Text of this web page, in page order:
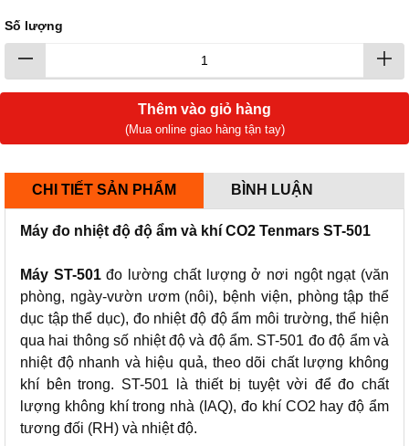
Số lượng
Thêm vào giỏ hàng
(Mua online giao hàng tận tay)
CHI TIẾT SẢN PHẨM BÌNH LUẬN
Máy đo nhiệt độ độ ẩm và khí CO2 Tenmars ST-501
Máy ST-501đo lường chất lượng ở nơi ngột ngạt (văn
phòng, ngày-vườn ươm (nôi), bệnh viện, phòng tập thể
dục tập thể dục), đo nhiệt độ độ ẩm môi trường, thể hiện
qua hai thông số nhiệt độ và độ ẩm. ST-501 đo độ ẩm và
nhiệt độ nhanh và hiệu quả, theo dõi chất lượng không
khí bên trong. ST-501 là thiết bị tuyệt vời để đo chất
lượng không khí trong nhà (IAQ), đo khí CO2 hay độ ẩm
tương đối (RH) và nhiệt độ.